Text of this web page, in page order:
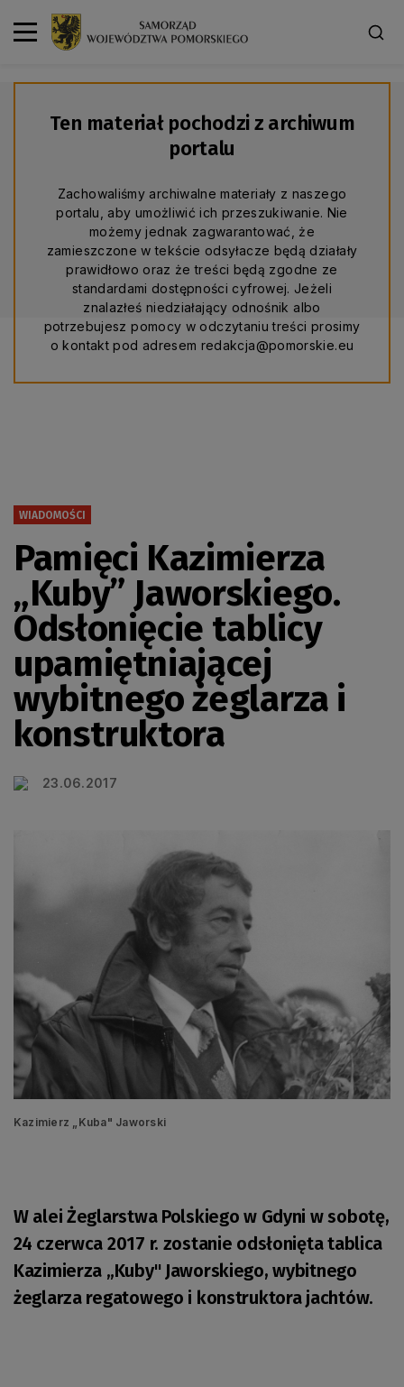
Ten materiał pochodzi z archiwum
portalu
Zachowaliśmy archiwalne materiały z naszego
portalu, aby umożliwić ich przeszukiwanie. Nie
możemy jednak zagwarantować, że
zamieszczone w tekście odsyłacze będą działały
prawidłowo oraz że treści będą zgodne ze
standardami dostępności cyfrowej. Jeżeli
znalazłeś niedziałający odnośnik albo
potrzebujesz pomocy w odczytaniu treści prosimy
o kontakt pod adresem redakcja@pomorskie.eu
WIADOMOŚCI
Pamięci Kazimierza
„Kuby” Jaworskiego.
Odsłonięcie tablicy
upamiętniającej
wybitnego żeglarza i
konstruktora
23.06.2017
Kazimierz „Kuba" Jaworski
W alei Żeglarstwa Polskiego w Gdyni w sobotę,
24 czerwca 2017 r. zostanie odsłonięta tablica
Kazimierza „Kuby" Jaworskiego, wybitnego
żeglarza regatowego i konstruktora jachtów.